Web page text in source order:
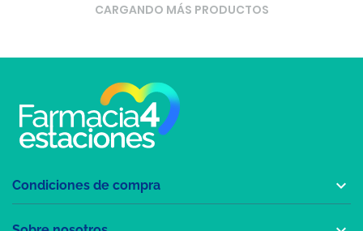
CARGANDO MÁS PRODUCTOS
Condiciones de compra 